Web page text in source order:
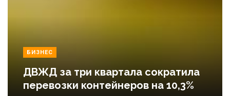
БИЗНЕС
ДВЖД за три квартала сократила
перевозки контейнеров на 10,3%